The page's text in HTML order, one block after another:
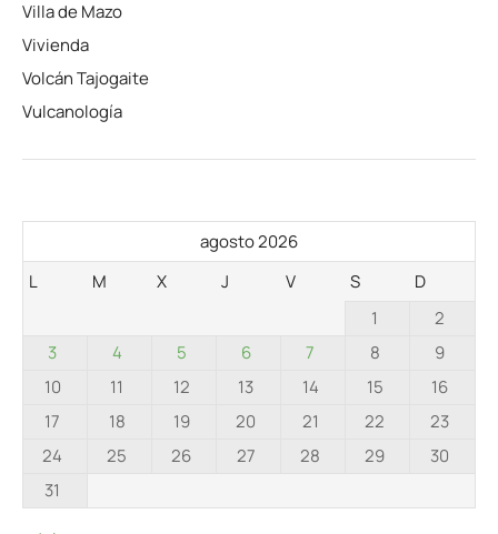
Villa de Mazo
Vivienda
Volcán Tajogaite
Vulcanología
agosto 2026
L
M X J V S
D
1
2
3
4 5 6 7 8
9
10
11 12 13 14 15
16
17
18 19 20 21 22
23
24
25 26 27 28 29
30
31